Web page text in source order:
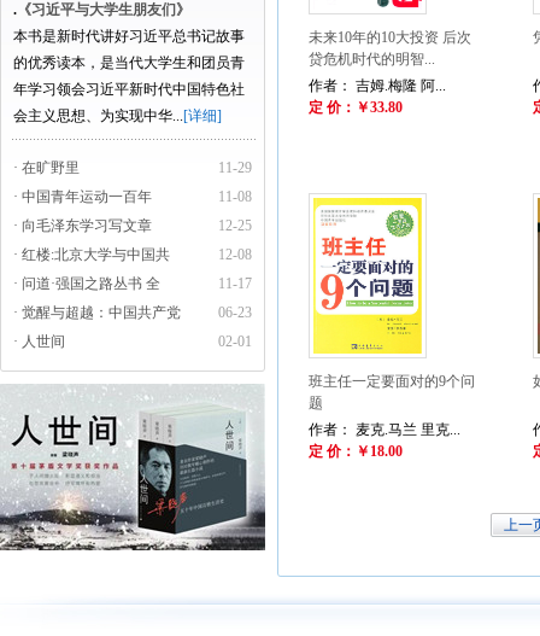
. 《习近平与大学生朋友们》
本书是新时代讲好习近平总书记故事
的优秀读本，是当代大学生和团员青
年学习领会习近平新时代中国特色社
会主义思想、为实现中华...[详细]
11-29
· 在旷野里
11-08
· 中国青年运动一百年
12-25
· 向毛泽东学习写文章
12-08
· 红楼:北京大学与中国共
11-17
· 问道·强国之路丛书 全
06-23
· 觉醒与超越：中国共产党
02-01
· 人世间
未来10年的10大投资 后次
贷危机时代的明智...
作者： 吉姆.梅隆 阿...
定 价：￥33.80
班主任一定要面对的9个问
题
作者： 麦克.马兰 里克...
定 价：￥18.00
上一